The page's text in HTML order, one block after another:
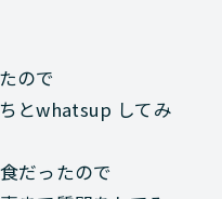
ので
とwhatsup してみ
だったので